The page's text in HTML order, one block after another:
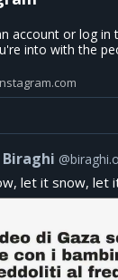
account or log in
into with the
let it snow, let